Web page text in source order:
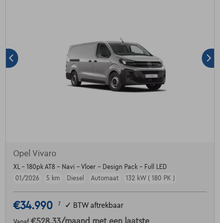
Opel Vivaro
XL - 180pk AT8 - Navi - Vloer - Design Pack - Full LED
01/2026
5 km Diesel Automaat 132 kW ( 180 PK )
€34.990 1 ✓ BTW aftrekbaar